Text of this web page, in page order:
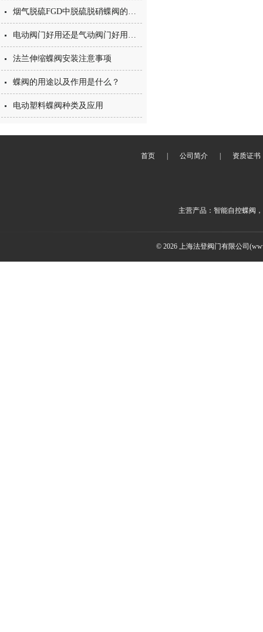
烟气脱硫FGD中脱硫脱硝蝶阀的如何选择？和普通蝶阀的区别在哪里？
电动阀门好用还是气动阀门好用呢？
法兰伸缩蝶阀安装注意事项
蝶阀的用途以及作用是什么？
电动塑料蝶阀种类及应用
首页 公司简介 资质证书
主营产品：智能自控蝶阀
© 2026 上海法登阀门有限公司